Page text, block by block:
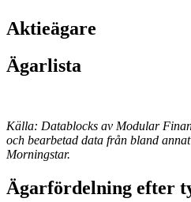
Aktieägare
Ägarlista
Källa: Datablocks av Modular
och bearbetad data från bland
Morningstar.
Ägarfördelning efter